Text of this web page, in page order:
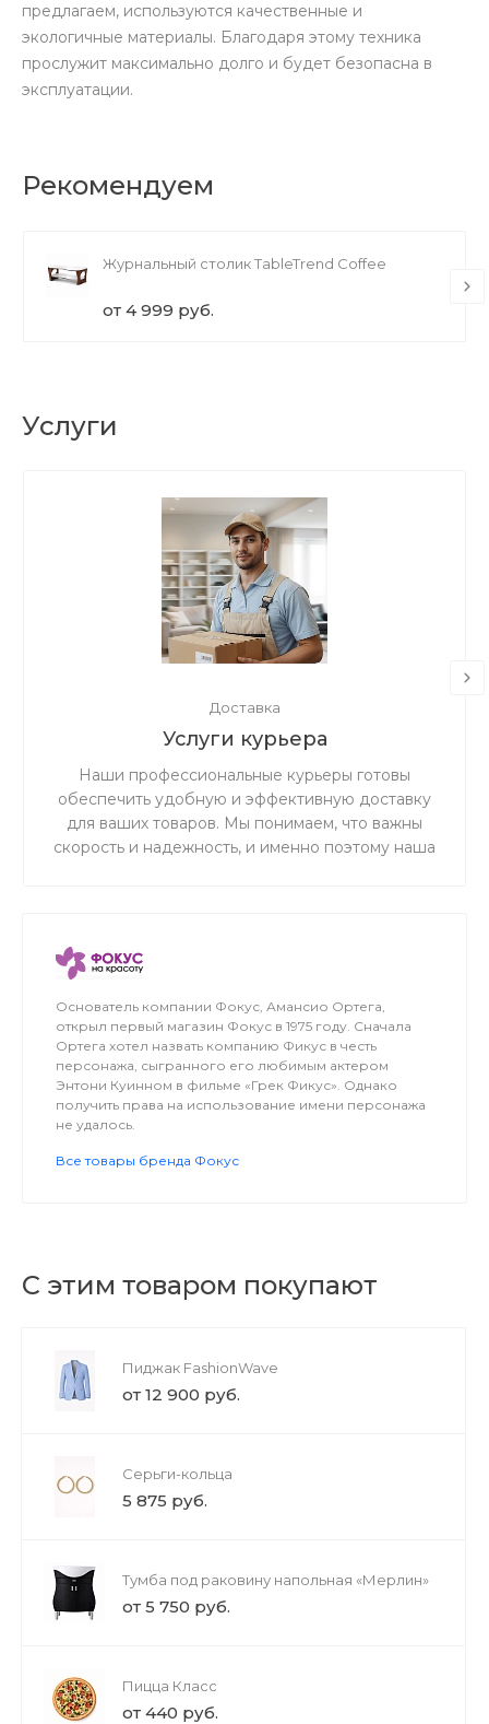
предлагаем, используются качественные и
экологичные материалы. Благодаря этому техника
прослужит максимально долго и будет безопасна в
эксплуатации.
Рекомендуем
Журнальный столик TableTrend Coffee
от 4 999 руб.
Услуги
Доставка
Услуги курьера
Наши профессиональные курьеры готовы
обеспечить удобную и эффективную доставку
для ваших товаров. Мы понимаем, что важны
скорость и надежность, и именно поэтому наша
Основатель компании Фокус, Амансио Ортега,
открыл первый магазин Фокус в 1975 году. Сначала
Ортега хотел назвать компанию Фикус в честь
персонажа, сыгранного его любимым актером
Энтони Куинном в фильме «Грек Фикус». Однако
получить права на использование имени персонажа
не удалось.
Все товары бренда Фокус
С этим товаром покупают
Пиджак FashionWave
от 12 900 руб.
Серьги-кольца
5 875 руб.
Тумба под раковину напольная «Мерлин»
от 5 750 руб.
Пицца Класс
от 440 руб.